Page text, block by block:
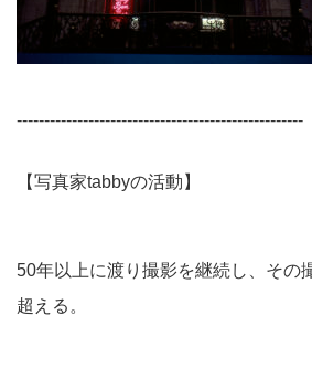
----------------------------------------------------
【写真家tabbyの活動】
50年以上に渡り撮影を継続し、その
超える。